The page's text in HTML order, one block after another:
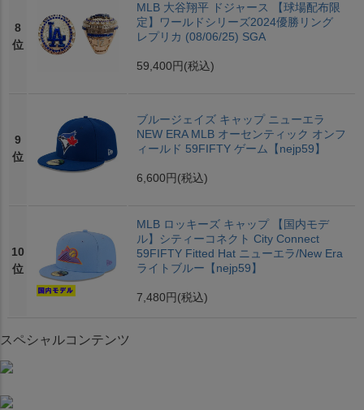
8
位
MLB 大谷翔平 ドジャース 【球場配布限
定】ワールドシリーズ2024優勝リング
レプリカ (08/06/25) SGA
59,400円 (税込)
9
位
ブルージェイズ キャップ ニューエラ
NEW ERA MLB オーセンティック オンフ
ィールド 59FIFTY ゲーム【nejp59】
6,600円 (税込)
10
位
MLB ロッキーズ キャップ 【国内モデ
ル】シティーコネクト City Connect
59FIFTY Fitted Hat ニューエラ/New Era
ライトブルー【nejp59】
7,480円 (税込)
スペシャルコンテンツ